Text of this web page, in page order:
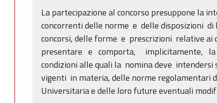
La partecipazione al concorso presuppone la
concorrenti delle norme e delle disposizioni di
concorsi, delle forme e prescrizioni relative
presentare e comporta, implicitamente, la
condizioni alle quali la nomina deve intendersi
vigenti in materia, delle norme regolamentari
Universitaria e delle loro future eventuali